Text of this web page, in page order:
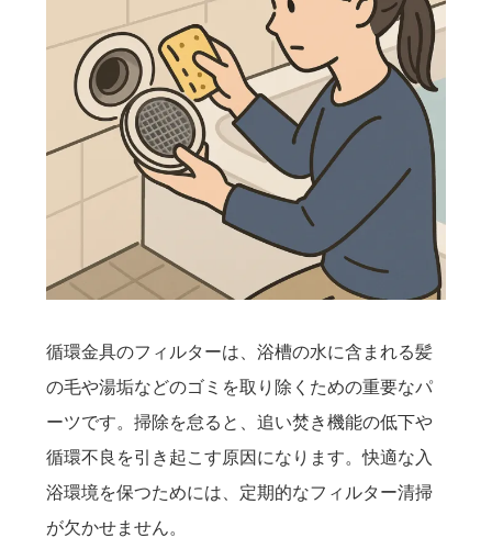
循環金具のフィルターは、浴槽の水に含まれる髪
の毛や湯垢などのゴミを取り除くための重要なパ
ーツです。掃除を怠ると、追い焚き機能の低下や
循環不良を引き起こす原因になります。快適な入
浴環境を保つためには、定期的なフィルター清掃
が欠かせません。